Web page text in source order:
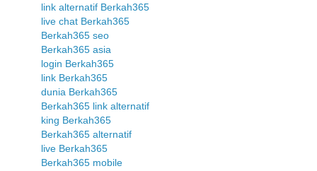
link alternatif Berkah365
live chat Berkah365
Berkah365 seo
Berkah365 asia
login Berkah365
link Berkah365
dunia Berkah365
Berkah365 link alternatif
king Berkah365
Berkah365 alternatif
live Berkah365
Berkah365 mobile